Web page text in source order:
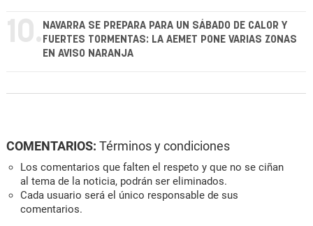
10. NAVARRA SE PREPARA PARA UN SÁBADO DE CALOR Y
FUERTES TORMENTAS: LA AEMET PONE VARIAS ZONAS
EN AVISO NARANJA
COMENTARIOS: Términos y condiciones
Los comentarios que falten el respeto y que no se ciñan
al tema de la noticia, podrán ser eliminados.
Cada usuario será el único responsable de sus
comentarios.